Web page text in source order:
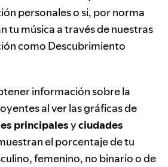
personales o si, por norma
tu música a través de nuestras
como Descubrimiento
información sobre la
al ver las gráficas de
principalesyciudades
el porcentaje de tu
femenino, no binario o de